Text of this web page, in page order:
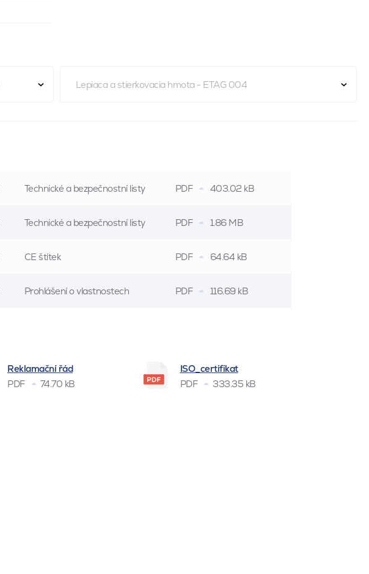
Lepiaca a stierkovacia hmota - ETAG 004
Technické a bezpečnostní listy PDF 403.02 kB
Technické a bezpečnostní listy PDF 1.86 MB
CE štítek PDF 64.64 kB
Prohlášení o vlastnostech PDF 116.69 kB
Reklamační řád
PDF
74.70 kB
ISO_certifikat
PDF
333.35 kB